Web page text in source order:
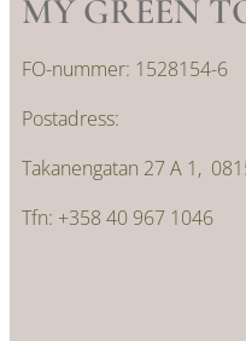
MY GREEN
FO-nummer: 1528154-6
Postadress:
Takanengatan 27 A 1,
Tfn: +358 40 967 1046